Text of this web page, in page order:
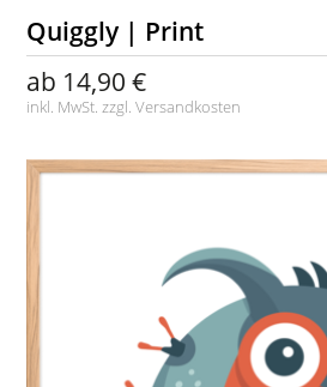
Quiggly | Print
ab 14,90 €
inkl. MwSt. zzgl.Versandkosten